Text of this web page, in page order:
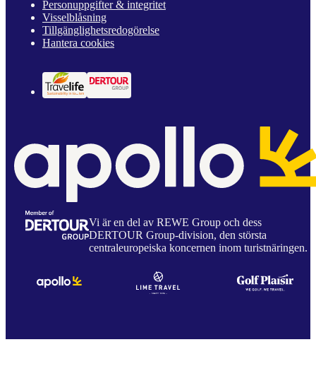
Personuppgifter & integritet
Visselblåsning
Tillgänglighetsredogörelse
Hantera cookies
Vi är en del av REWE Group och dess
DERTOUR Group-division, den största
centraleuropeiska koncernen inom turistnäringen.